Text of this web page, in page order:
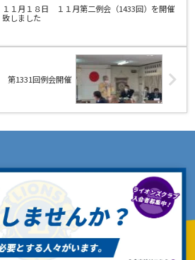
１１月１８日 １１月第二例会（1433回）を開催
致しました
第1331回例会開催